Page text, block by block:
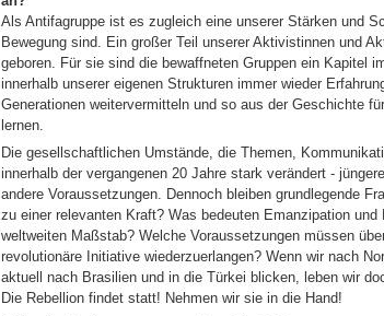
Als Antifagruppe ist es zugleich eine unserer Stärken und
Bewegung sind. Ein großer Teil unserer Aktivistinnen und
geboren. Für sie sind die bewaffneten Gruppen ein Kapitel
innerhalb unserer eigenen Strukturen immer wieder
Generationen weitervermitteln und so aus der Geschichte
lernen.
Die gesellschaftlichen Umstände, die Themen,
innerhalb der vergangenen 20 Jahre stark verändert -
andere Voraussetzungen. Dennoch bleiben grundlegende
zu einer relevanten Kraft? Was bedeuten Emanzipation
weltweiten Maßstab? Welche Voraussetzungen müssen
revolutionäre Initiative wiederzuerlangen? Wenn wir nach
aktuell nach Brasilien und in die Türkei blicken, leben wir
Die Rebellion findet statt! Nehmen wir sie in die Hand!